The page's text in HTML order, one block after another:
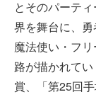
とそのパーテ
界を舞台に、
魔法使い・フ
路が描かれて
賞、「第25回